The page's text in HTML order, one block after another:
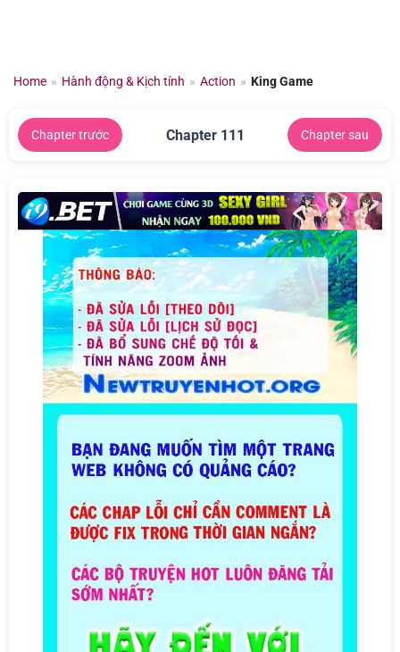
dungHome » Hành động & Kịch tính » Action » King Game
Chapter trước Chapter 111 Chapter sau